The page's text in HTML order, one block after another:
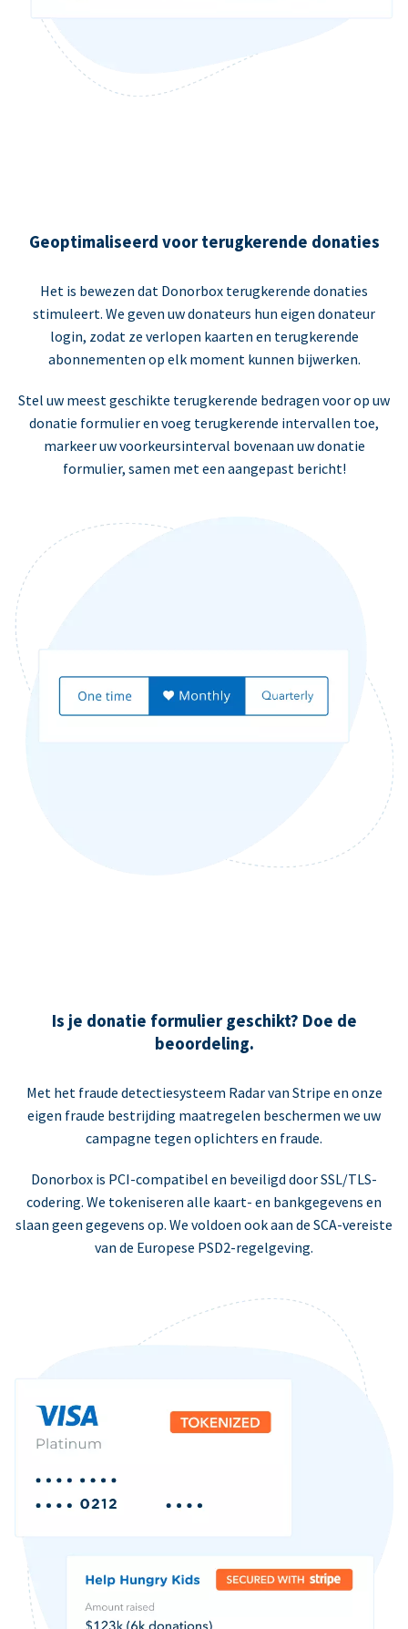
Geoptimaliseerd voor terugkerende donaties
Het is bewezen dat Donorbox terugkerende donaties
stimuleert. We geven uw donateurs hun eigen donateur
login, zodat ze verlopen kaarten en terugkerende
abonnementen op elk moment kunnen bijwerken.
Stel uw meest geschikte terugkerende bedragen voor op uw
donatie formulier en voeg terugkerende intervallen toe,
markeer uw voorkeursinterval bovenaan uw donatie
formulier, samen met een aangepast bericht!
Is je donatie formulier geschikt? Doe de
beoordeling.
Met het fraude detectiesysteem Radar van Stripe en onze
eigen fraude bestrijding maatregelen beschermen we uw
campagne tegen oplichters en fraude.
Donorbox is PCI-compatibel en beveiligd door SSL/TLS-
codering. We tokeniseren alle kaart- en bankgegevens en
slaan geen gegevens op. We voldoen ook aan de SCA-vereiste
van de Europese PSD2-regelgeving.